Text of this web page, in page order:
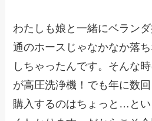
わたしも娘と一緒にベラン
通のホースじゃなかなか落
しちゃったんです。そんな
が高圧洗浄機！でも年に数
購入するのはちょっと…とい